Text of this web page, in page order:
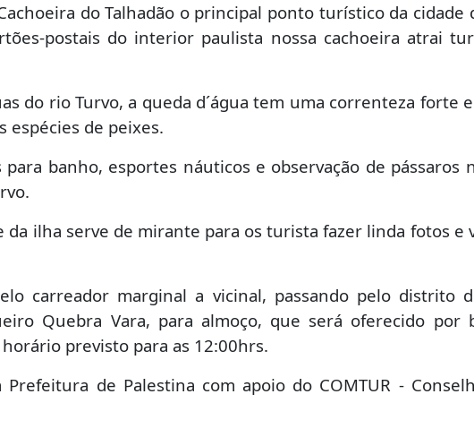
do Talhadão o principal ponto turístico da cidade
postais do interior paulista nossa cachoeira atrai
do rio Turvo, a queda d´água tem uma correnteza forte
espécies de peixes.
para banho, esportes náuticos e observação de pássaros
da ilha serve de mirante para os turista fazer linda fotos e
carreador marginal a vicinal, passando pelo distrito
Quebra Vara, para almoço, que será oferecido por
previsto para as 12:00hrs.
Prefeitura de Palestina com apoio do COMTUR -